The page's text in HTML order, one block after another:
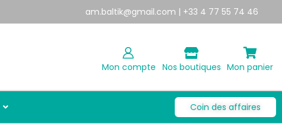
am.baltik@gmail.com | +33 4 77 55 74 46
Mon compte Nos boutiques Mon panier
Coin des affaires